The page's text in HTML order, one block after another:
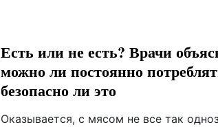
Есть или не есть? Врачи
можно ли постоянно
безопасно ли это
Оказывается, с мясом не все так